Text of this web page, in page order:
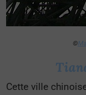
©
Cette ville